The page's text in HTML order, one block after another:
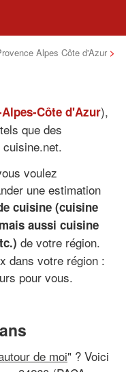
Alpes Côte d'Azur >
Côte d'Azur),
que des
voulez
une estimation
cuisine (cuisine
aussi cuisine
de votre région.
dans votre région :
pour vous.
de moi" ? Voici